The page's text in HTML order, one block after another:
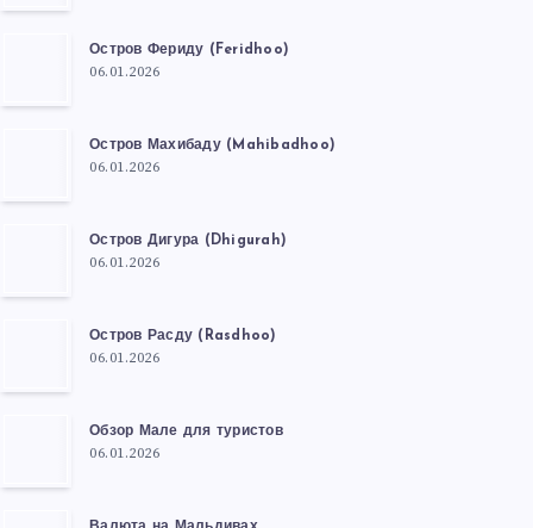
Остров Фериду (Feridhoo)
06.01.2026
Остров Махибаду (Mahibadhoo)
06.01.2026
Остров Дигура (Dhigurah)
06.01.2026
Остров Расду (Rasdhoo)
06.01.2026
Обзор Мале для туристов
06.01.2026